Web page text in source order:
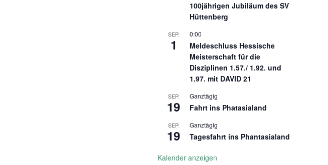
100jährigen Jubiläum des SV
Hüttenberg
SEP.
1
0:00
Meldeschluss Hessische
Meisterschaft für die
Disziplinen 1.57./ 1.92. und
1.97. mit DAVID 21
SEP.
19
Ganztägig
Fahrt ins Phatasialand
SEP.
19
Ganztägig
Tagesfahrt ins Phantasialand
Kalender anzeigen